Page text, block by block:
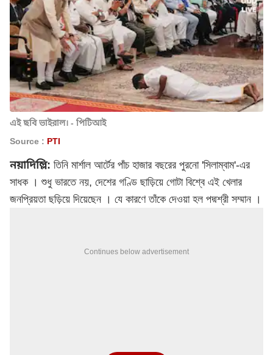
এই ছবি ভাইরাল। - পিটিআই
Source : PTI
নয়াদিল্লি: তিনি মার্শাল আর্টের পাঁচ হাজার বছরের পুরনো 'সিলাম্বাম'-এর
সাধক । শুধু ভারতে নয়, দেশের গণ্ডি ছাড়িয়ে গোটা বিশ্বে এই খেলার
জনপ্রিয়তা ছড়িয়ে দিয়েছেন । যে কারণে তাঁকে দেওয়া হল পদ্মশ্রী সম্মান ।
Continues below advertisement